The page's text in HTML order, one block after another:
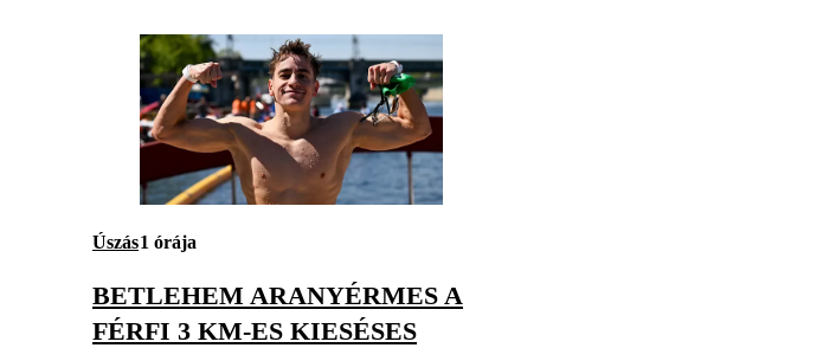
Úszás1 órája
BETLEHEM ARANYÉRMES A
FÉRFI 3 KM-ES KIESÉSES